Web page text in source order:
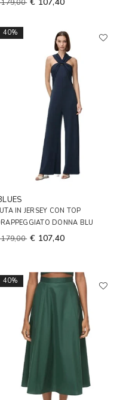
179,00
40%
IN JERSEY CON TOP
DONNA BLU
179,00 € 107,40
40%